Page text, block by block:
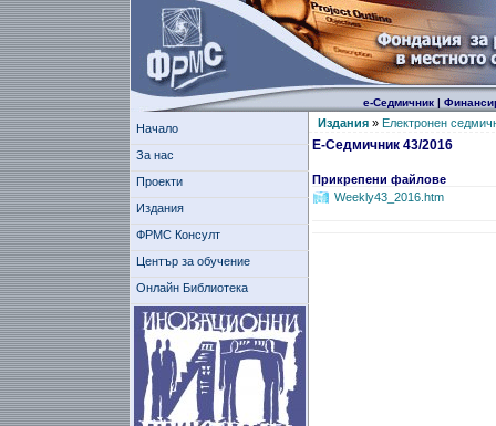
е-Седмичник|
Начало
За нас
Проекти
Издания
ФРМС Консулт
Център за обучение
Онлайн Библиотека
Издания» Електронен
Е-Седмичник 43/2016
Прикрепени файлове
Weekly43_2016.htm